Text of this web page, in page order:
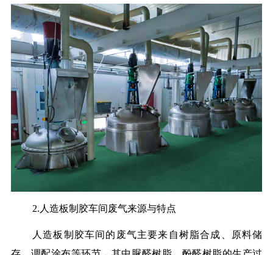
2.人造板制胶车间废气来源与特点
人造板制胶车间的废气主要来自树脂合成、原料储